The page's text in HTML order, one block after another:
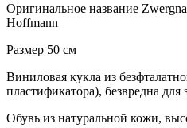
Оригинальное название
Hoffmann
Размер 50 см
Виниловая кукла из
пластификатора), безвредна для
Обувь из натуральной кожи,